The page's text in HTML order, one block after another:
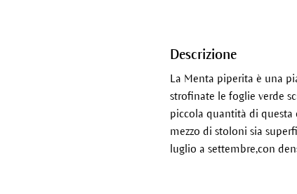
Descrizione
La Menta piperita è una
strofinate le foglie verde
piccola quantità di
mezzo di stoloni sia
luglio a settembre,con